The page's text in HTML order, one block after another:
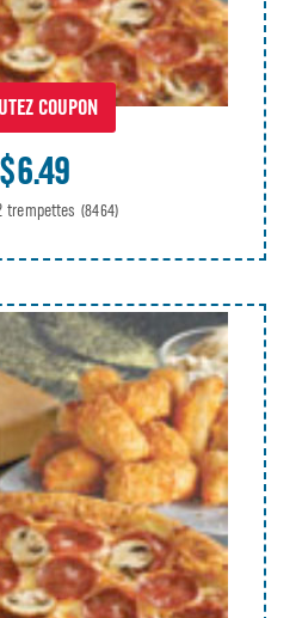
COUPON
$6.49
trempettes (8464)